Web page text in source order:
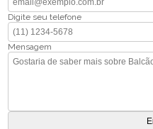
Digite seu telefone
Mensagem